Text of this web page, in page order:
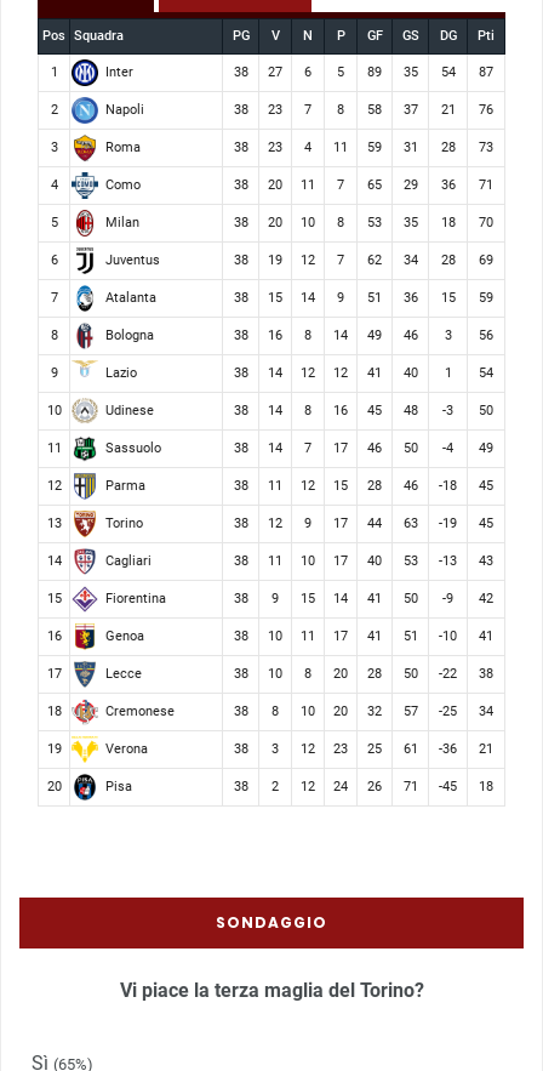
Pos Squadra PG V N P GF GS DG Pti
1 Inter 38 27 6 5 89 35 54 87
2 Napoli 38 23 7 8 58 37 21 76
3 Roma 38 23 4 11 59 31 28 73
4 Como 38 20 11 7 65 29 36 71
5 Milan 38 20 10 8 53 35 18 70
6 Juventus 38 19 12 7 62 34 28 69
7 Atalanta 38 15 14 9 51 36 15 59
8 Bologna 38 16 8 14 49 46 3 56
9 Lazio 38 14 12 12 41 40 1 54
10 Udinese 38 14 8 16 45 48 -3 50
11 Sassuolo 38 14 7 17 46 50 -4 49
12 Parma 38 11 12 15 28 46 -18 45
13 Torino 38 12 9 17 44 63 -19 45
14 Cagliari 38 11 10 17 40 53 -13 43
15 Fiorentina 38 9 15 14 41 50 -9 42
16 Genoa 38 10 11 17 41 51 -10 41
17 Lecce 38 10 8 20 28 50 -22 38
18 Cremonese 38 8 10 20 32 57 -25 34
19 Verona 38 3 12 23 25 61 -36 21
20 Pisa 38 2 12 24 26 71 -45 18
SONDAGGIO
Vi piace la terza maglia del Torino?
Sì (65%)